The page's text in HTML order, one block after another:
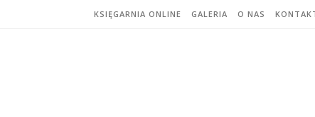
KSIĘGARNIA ONLINE GALERIA O NAS